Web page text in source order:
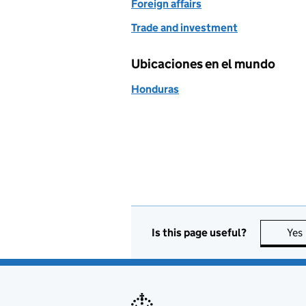
Foreign affairs
Trade and investment
Ubicaciones en el mundo
Honduras
Is this page useful? Yes